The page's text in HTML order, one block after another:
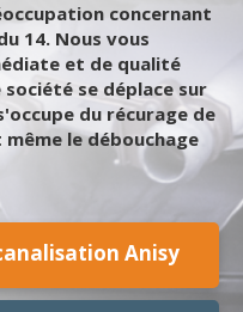
concernant
14. Nous vous
et de qualité
se déplace sur
du récurage de
le débouchage
Anisy